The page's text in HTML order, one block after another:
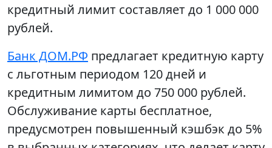
кредитный лимит составляет до 1 000 000
рублей.
Банк ДОМ.РФ предлагает кредитную карту
с льготным периодом 120 дней и
кредитным лимитом до 750 000 рублей.
Обслуживание карты бесплатное,
предусмотрен повышенный кэшбэк до 5%